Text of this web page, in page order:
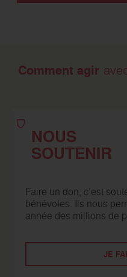
Comment agir
NOUS
SOUTENIR
Faire un don, c’est
bénévoles. Ils nous
année des millions de
JE